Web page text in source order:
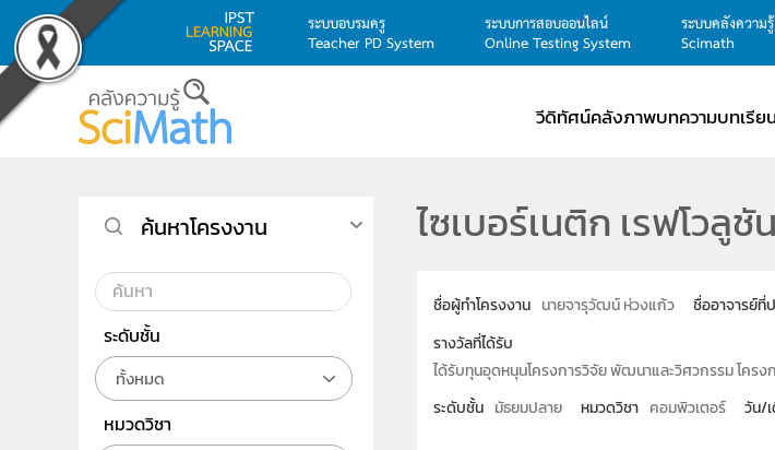
Skip to main content
ระบบอบรมครู
Teacher PD System
ระบบการสอบออนไลน์
Online Testing System
ระบบคลังความรู้
Scimath
วีดิทัศน์คลังภาพบทความบทเรีย
ไซเบอร์เนติก เรฟโวลูชัน
ชื่อผู้ทำโครงงาน นายจารุวัฒน์ ห่วงแก้ว ชื่ออาจารย์ที่
รางวัลที่ได้รับ
ได้รับทุนอุดหนุนโครงการวิจัย พัฒนาและวิศวกรรม โครง
ระดับชั้น มัธยมปลาย หมวดวิชา คอมพิวเตอร์ วัน/
ค้นหาโครงงาน
ระดับชั้น
ทั้งหมด
หมวดวิชา